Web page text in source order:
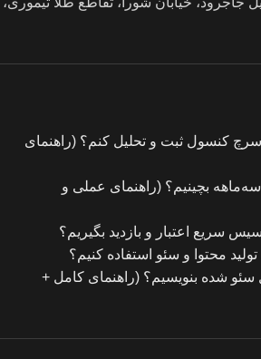
کنسول ثبت و تحلیل کنم؟ (راهنمای
بچینیم؟ (راهنمای عملی و
سریع اعتبار و بازدید بگیریم؟
شده بنویسیم؟ (راهنمای کامل +